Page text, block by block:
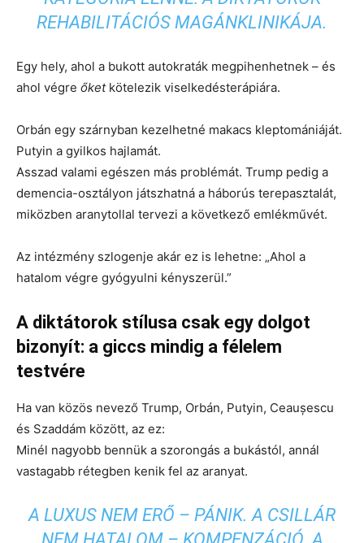
REHABILITÁCIÓS MAGÁNKLINIKÁJA.
Egy hely, ahol a bukott autokraták megpihenhetnek – és
ahol végre őketkötelezik viselkedésterápiára.
Orbán egy szárnyban kezelhetné makacs kleptomániáját.
Putyin a gyilkos hajlamát.
Asszad valami egészen más problémát. Trump pedig a
demencia-osztályon játszhatná a háborús terepasztalát,
miközben aranytollal tervezi a következő emlékművét.
Az intézmény szlogenje akár ez is lehetne: „Ahol a
hatalom végre gyógyulni kényszerül.”
A diktátorok stílusa csak egy dolgot
bizonyít: a giccs mindig a félelem
testvére
Ha van közös nevező Trump, Orbán, Putyin, Ceaușescu
és Szaddám között, az ez:
Minél nagyobb bennük a szorongás a bukástól, annál
vastagabb rétegben kenik fel az aranyat.
A LUXUS NEM ERŐ – PÁNIK. A CSILLÁR